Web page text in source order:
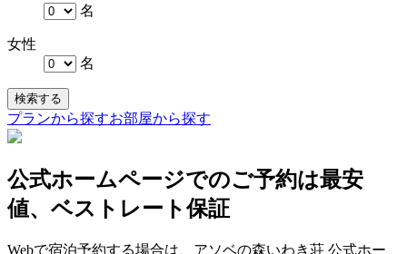
名
女性
名
検索する
プランから探すお部屋から探す
公式ホームページでのご予約は最安
値、ベストレート保証
Webで宿泊予約する場合は、アソベの森いわき荘 公式ホー